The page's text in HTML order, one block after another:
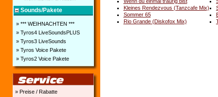
Sounds/Pakete
» *** WEIHNACHTEN ***
» Tyros4 LiveSoundsPLUS
» Tyros3 LiveSounds
» Tyros Voice Pakete
» Tyros2 Voice Pakete
» Preise / Rabatte
Kleines Rendezvous (Tanzcafe Mix)
Sommer 65
Rio Grande (Diskofox Mix)